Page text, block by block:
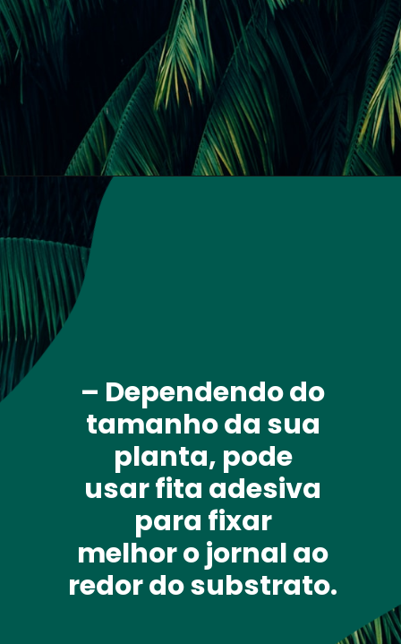
– Dependendo do
tamanho da sua
planta, pode
usar fita adesiva
para fixar
melhor o jornal ao
redor do substrato.